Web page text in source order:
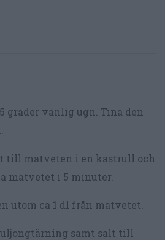
grader vanlig ugn. Tina den
till matveten i en kastrull och
matvetet i 5 minuter.
utom ca 1 dl från matvetet.
samt salt till